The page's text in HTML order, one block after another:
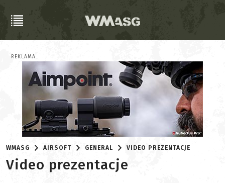
REKLAMA
WMASG AIRSOFT GENERAL VIDEO PREZENTACJE
Video prezentacje